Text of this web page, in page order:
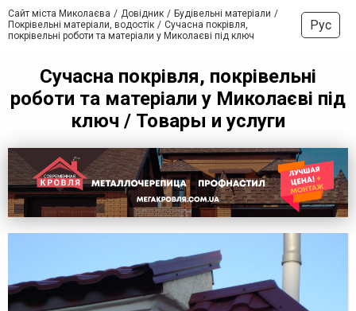
Сайт міста Миколаєва Довідник
Будівельні матеріали
Покрівельні матеріали, водостік
Сучасна покрівля,
покрівельні роботи та матеріали у Миколаєві під ключ
Рус
Сучасна покрівля, покрівельні
роботи та матеріали у Миколаєві під
ключ / Товары и услуги